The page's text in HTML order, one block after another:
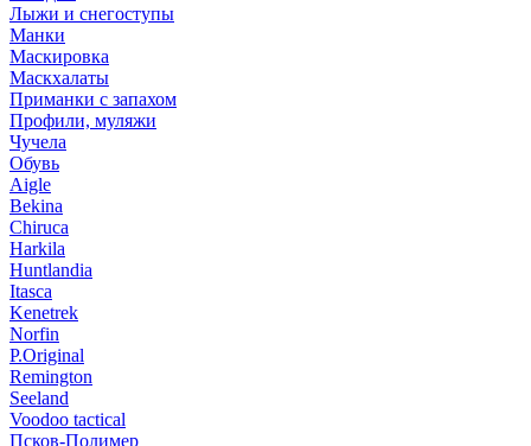
Лыжи и снегоступы
Манки
Маскировка
Маскхалаты
Приманки с запахом
Профили, муляжи
Чучела
Обувь
Aigle
Bekina
Chiruсa
Harkila
Huntlandia
Itasca
Kenetrek
Norfin
P.Original
Remington
Seeland
Voodoo tactical
Псков-Полимер